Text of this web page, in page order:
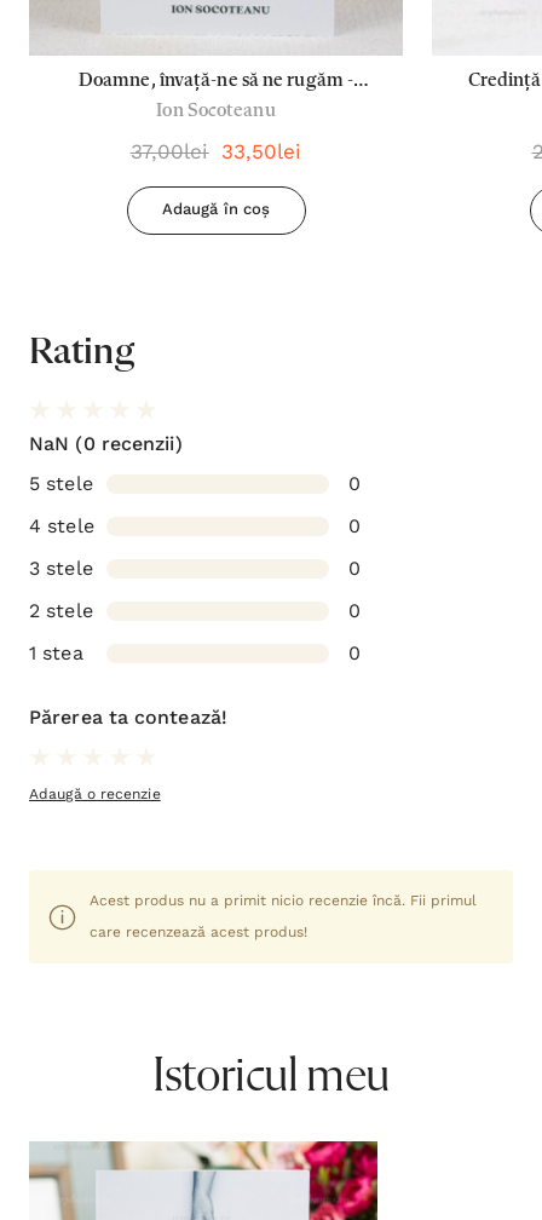
Doamne, învață-ne să ne rugăm -
Socoteanu Ion
Ion Socoteanu
37,00lei 33,50lei
Adaugă în coș
Rating
NaN (0 recenzii)
5 stele
0
4 stele
0
3 stele
0
2 stele
0
1 stea
0
Părerea ta contează!
Adaugă o recenzie
Acest produs nu a primit nicio recenzie încă. Fii primul
care recenzează acest produs!
Istoricul meu